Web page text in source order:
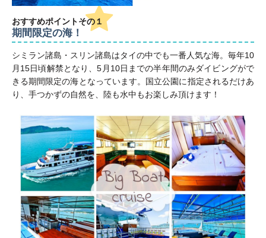
おすすめポイントその１
期間限定の海！
シミラン諸島・スリン諸島はタイの中でも一番人気な海。毎年10
月15日頃解禁となり、5月10日までの半年間のみダイビングがで
きる期間限定の海となっています。国立公園に指定されるだけあ
り、手つかずの自然を、陸も水中もお楽しみ頂けます！